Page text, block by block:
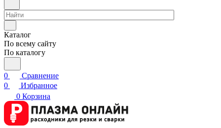
Каталог
По всему сайту
По каталогу
0
Сравнение
0
Избранное
0 Корзина